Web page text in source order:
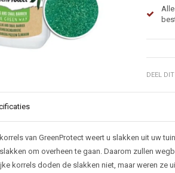
DEEL
van GreenProtect weert u slakken uit uw
om overheen te gaan. Daarom zullen
korrels doden de slakken niet, maar weren ze